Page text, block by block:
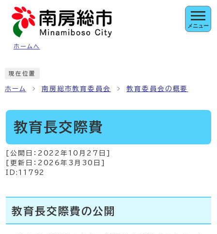
ページの先頭です
ホームへ
メニュー
現在位置
ホーム 南房総市教育委員会 教育委員会の概要
教育長交際費
[公開日： 2022年10月27日
[更新日： 2026年3月30日
ID:11792
教育長交際費の公開